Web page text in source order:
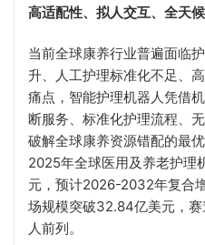
高适配性、拟人交互、全天候
当前全球康养行业普遍面临
升、人工护理标准化不足、
痛点，智能护理机器人凭借
断服务、标准化护理流程、
破解全球康养资源错配的最
2025年全球医用及养老护理
元，预计2026-2032年复合
场规模突破32.84亿美元，
人前列。